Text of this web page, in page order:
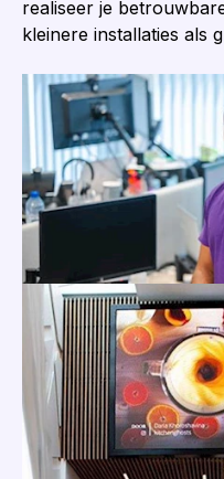
realiseer je
kleinere installaties als